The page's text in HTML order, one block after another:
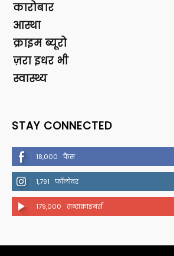
कारोबार
आस्था
क्राइम ब्यूरो
ज़रा इधर भी
स्वास्थ्य
STAY CONNECTED
18,000 फैंस
1,791 फॉलोवर
179,000 सब्सक्राइबर्स